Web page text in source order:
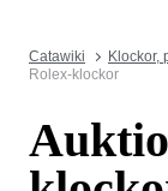
Catawiki Klockor,
Rolex-klockor